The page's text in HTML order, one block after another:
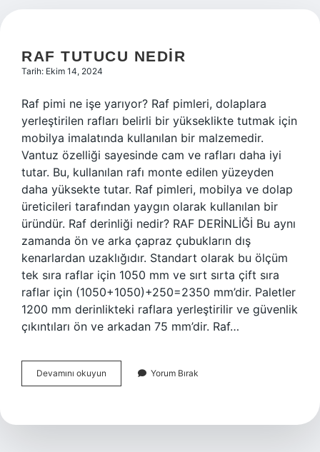
RAF TUTUCU NEDIR
Tarih: Ekim 14, 2024
Raf pimi ne işe yarıyor? Raf pimleri, dolaplara
yerleştirilen rafları belirli bir yükseklikte tutmak için
mobilya imalatında kullanılan bir malzemedir.
Vantuz özelliği sayesinde cam ve rafları daha iyi
tutar. Bu, kullanılan rafı monte edilen yüzeyden
daha yüksekte tutar. Raf pimleri, mobilya ve dolap
üreticileri tarafından yaygın olarak kullanılan bir
üründür. Raf derinliği nedir? RAF DERİNLİĞİ Bu aynı
zamanda ön ve arka çapraz çubukların dış
kenarlardan uzaklığıdır. Standart olarak bu ölçüm
tek sıra raflar için 1050 mm ve sırt sırta çift sıra
raflar için (1050+1050)+250=2350 mm’dir. Paletler
1200 mm derinlikteki raflara yerleştirilir ve güvenlik
çıkıntıları ön ve arkadan 75 mm’dir. Raf…
Devamını okuyun
Tutucu
Yorum Bırak